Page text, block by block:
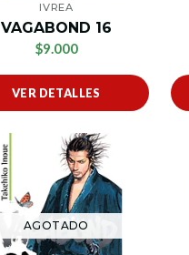
IVREA
VAGABOND 16
$9.000
VER DETALLES
AGOTADO